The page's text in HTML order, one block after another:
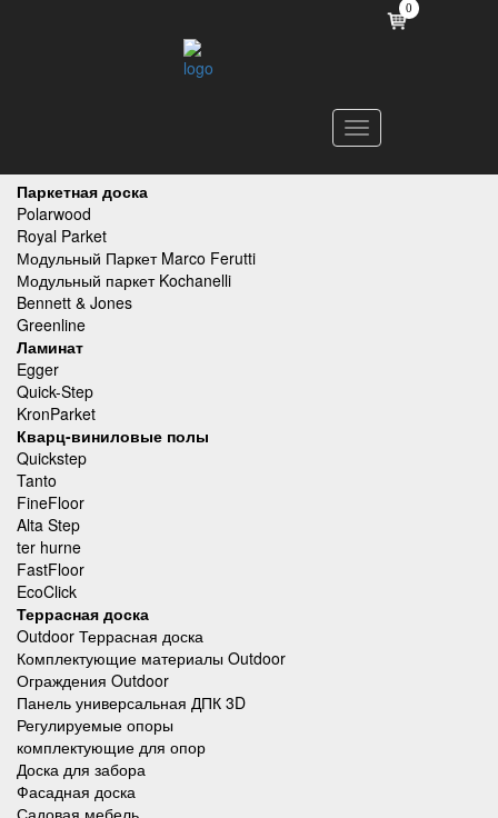
0
Toggle
navigation
Паркетная доска
Polarwood
Royal Parket
Модульный Паркет Marco Ferutti
Модульный паркет Kochanelli
Bennett & Jones
Greenline
Ламинат
Egger
Quick-Step
KronParket
Кварц-виниловые полы
Quickstep
Tanto
FineFloor
Alta Step
ter hurne
FastFloor
EcoClick
Террасная доска
Outdoor Террасная доска
Комплектующие материалы Outdoor
Ограждения Outdoor
Панель универсальная ДПК 3D
Регулируемые опоры
комплектующие для опор
Доска для забора
Фасадная доска
Садовая мебель